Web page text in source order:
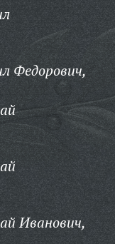
Федорович,
Иванович,